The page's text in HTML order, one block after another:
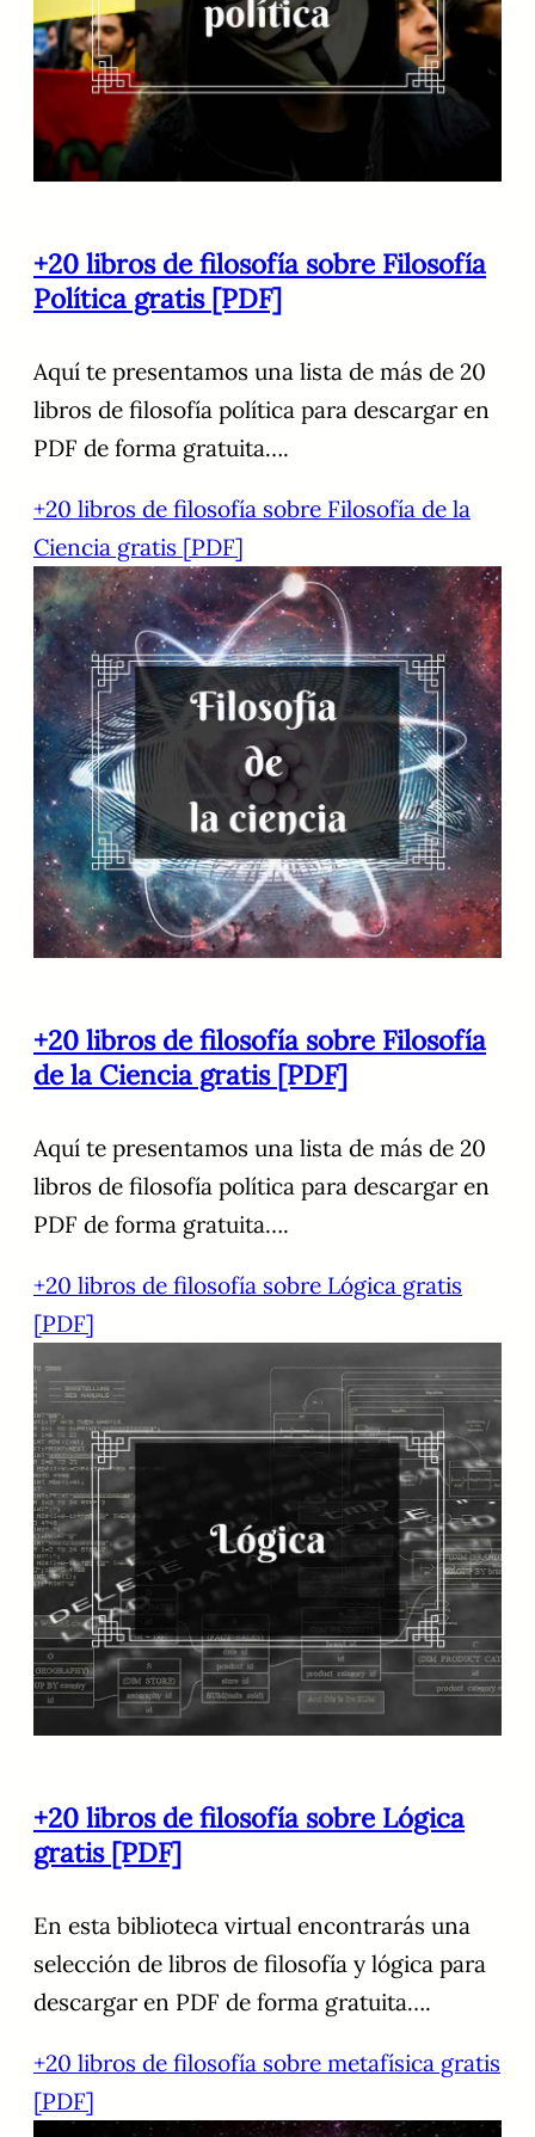
+20 libros de filosofía sobre Filosofía
Política gratis [PDF]
Aquí te presentamos una lista de más de 20
libros de filosofía política para descargar en
PDF de forma gratuita….
+20 libros de filosofía sobre Filosofía de la
Ciencia gratis [PDF]
+20 libros de filosofía sobre Filosofía
de la Ciencia gratis [PDF]
Aquí te presentamos una lista de más de 20
libros de filosofía política para descargar en
PDF de forma gratuita….
+20 libros de filosofía sobre Lógica gratis
[PDF]
+20 libros de filosofía sobre Lógica
gratis [PDF]
En esta biblioteca virtual encontrarás una
selección de libros de filosofía y lógica para
descargar en PDF de forma gratuita….
+20 libros de filosofía sobre metafísica gratis
[PDF]